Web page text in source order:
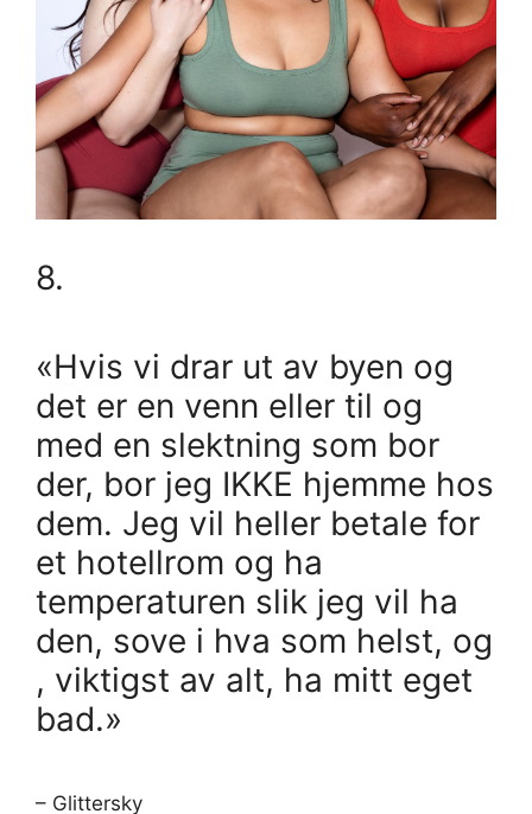
8.
«Hvis vi drar ut av byen og
det er en venn eller til og
med en slektning som bor
der, bor jeg IKKE hjemme hos
dem. Jeg vil heller betale for
et hotellrom og ha
temperaturen slik jeg vil ha
den, sove i hva som helst, og
, viktigst av alt, ha mitt eget
bad.»
– Glittersky